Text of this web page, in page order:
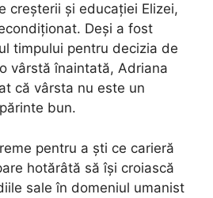
creșterii și educației Elizei,
Deși a fost
timpului pentru decizia de
vârstă înaintată, Adriana
că vârsta nu este un
bun.
pentru a ști ce carieră
hotărâtă să își croiască
sale în domeniul umanist